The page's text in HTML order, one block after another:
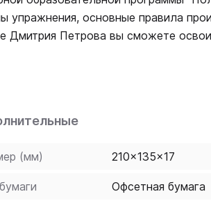
упражнения, основные правила
Дмитрия Петрова вы сможете
В помощь тем, кто
необходимые коррективы в
на немецком
(мм) 210x135x17
Офсетная бумага